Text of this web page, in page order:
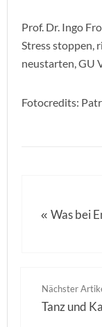
Prof. Dr. Ingo
Stress stoppen,
neustarten, GU
Fotocredits:
«Was bei
Nächster
Tanz und